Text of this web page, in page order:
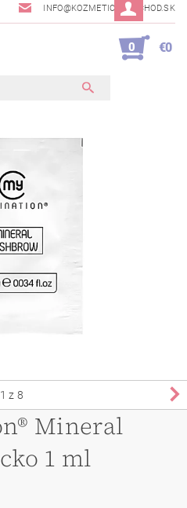
INFO@KOZMETICKYOBCHOD.SK
0 €0
1 z 8
Mineral
1 ml